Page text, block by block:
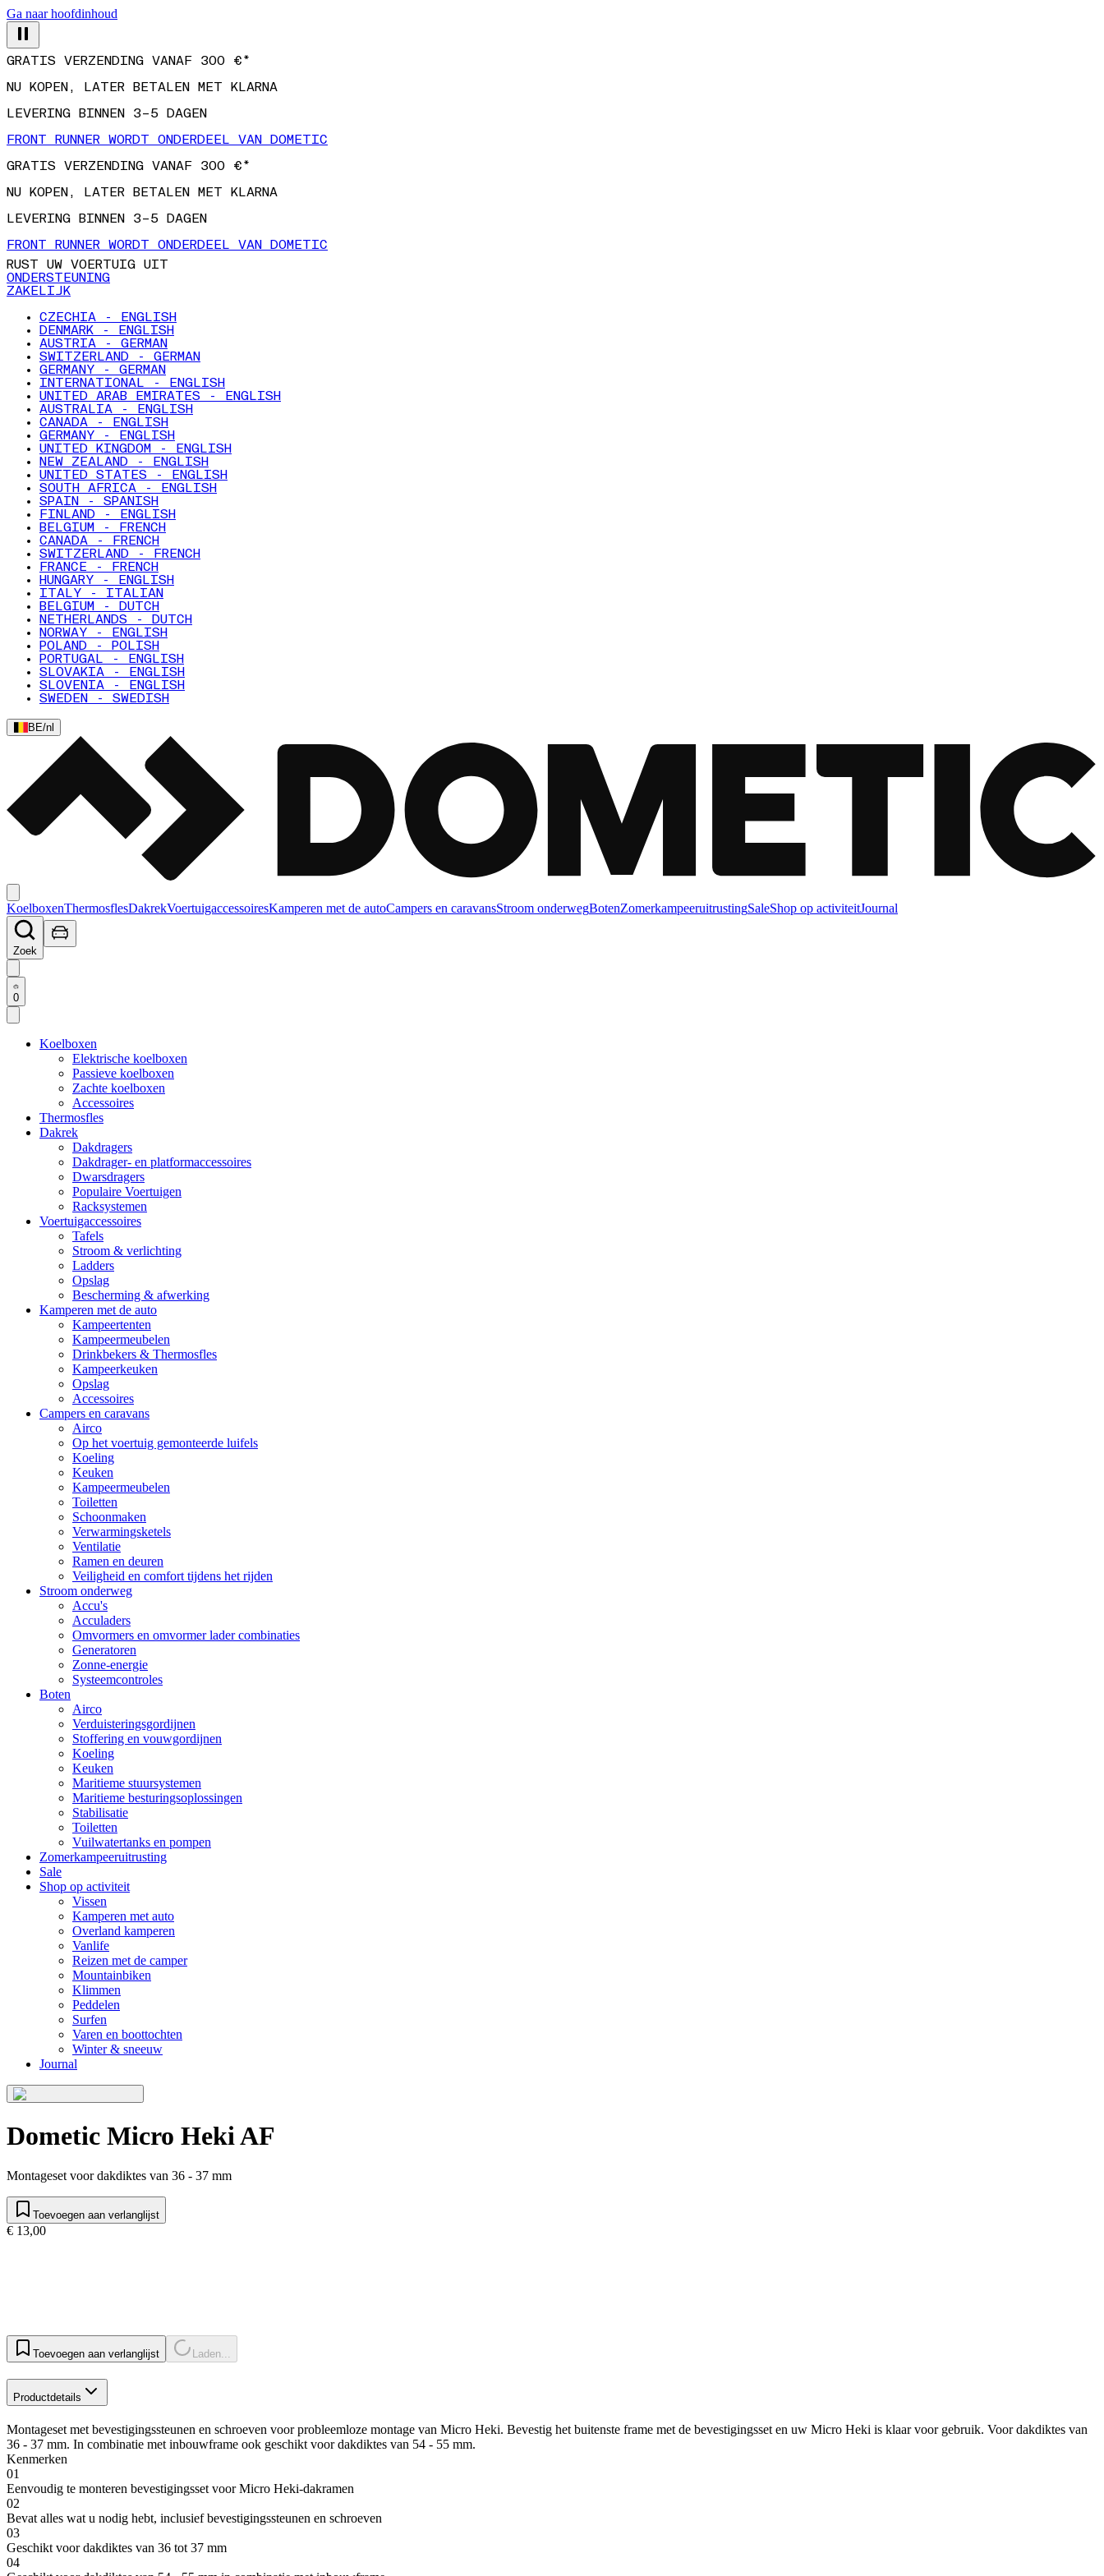
Ga naar hoofdinhoud
GRATIS VERZENDING VANAF 300 €*
NU KOPEN, LATER BETALEN MET KLARNA
LEVERING BINNEN 3–5 DAGEN
FRONT RUNNER WORDT ONDERDEEL VAN DOMETIC
GRATIS VERZENDING VANAF 300 €*
NU KOPEN, LATER BETALEN MET KLARNA
LEVERING BINNEN 3–5 DAGEN
FRONT RUNNER WORDT ONDERDEEL VAN DOMETIC
RUST UW VOERTUIG UIT
ONDERSTEUNING
ZAKELIJK
CZECHIA - ENGLISH
DENMARK - ENGLISH
AUSTRIA - GERMAN
SWITZERLAND - GERMAN
GERMANY - GERMAN
INTERNATIONAL - ENGLISH
UNITED ARAB EMIRATES - ENGLISH
AUSTRALIA - ENGLISH
CANADA - ENGLISH
GERMANY - ENGLISH
UNITED KINGDOM - ENGLISH
NEW ZEALAND - ENGLISH
UNITED STATES - ENGLISH
SOUTH AFRICA - ENGLISH
SPAIN - SPANISH
FINLAND - ENGLISH
BELGIUM - FRENCH
CANADA - FRENCH
SWITZERLAND - FRENCH
FRANCE - FRENCH
HUNGARY - ENGLISH
ITALY - ITALIAN
BELGIUM - DUTCH
NETHERLANDS - DUTCH
NORWAY - ENGLISH
POLAND - POLISH
PORTUGAL - ENGLISH
SLOVAKIA - ENGLISH
SLOVENIA - ENGLISH
SWEDEN - SWEDISH
BE/nl
KoelboxenThermosflesDakrekVoertuigaccessoiresKamperen met de autoCampers en caravansStroom onderwegBotenZomerkampeeruitrustingSaleShop op activiteitJournal
Zoek
0
Koelboxen
Elektrische koelboxen
Passieve koelboxen
Zachte koelboxen
Accessoires
Thermosfles
Dakrek
Dakdragers
Dakdrager- en platformaccessoires
Dwarsdragers
Populaire Voertuigen
Racksystemen
Voertuigaccessoires
Tafels
Stroom & verlichting
Ladders
Opslag
Bescherming & afwerking
Kamperen met de auto
Kampeertenten
Kampeermeubelen
Drinkbekers & Thermosfles
Kampeerkeuken
Opslag
Accessoires
Campers en caravans
Airco
Op het voertuig gemonteerde luifels
Koeling
Keuken
Kampeermeubelen
Toiletten
Schoonmaken
Verwarmingsketels
Ventilatie
Ramen en deuren
Veiligheid en comfort tijdens het rijden
Stroom onderweg
Accu's
Acculaders
Omvormers en omvormer lader combinaties
Generatoren
Zonne-energie
Systeemcontroles
Boten
Airco
Verduisteringsgordijnen
Stoffering en vouwgordijnen
Koeling
Keuken
Maritieme stuursystemen
Maritieme besturingsoplossingen
Stabilisatie
Toiletten
Vuilwatertanks en pompen
Zomerkampeeruitrusting
Sale
Shop op activiteit
Vissen
Kamperen met auto
Overland kamperen
Vanlife
Reizen met de camper
Mountainbiken
Klimmen
Peddelen
Surfen
Varen en boottochten
Winter & sneeuw
Journal
Dometic Micro Heki AF
Montageset voor dakdiktes van 36 - 37 mm
Toevoegen aan verlanglijst
€ 13,00
Toevoegen aan verlanglijst Laden...
Productdetails
Montageset met bevestigingssteunen en schroeven voor probleemloze montage van Micro Heki. Bevestig het buitenste frame met de bevestigingsset en uw Micro Heki is klaar voor gebruik. Voor dakdiktes van
36 - 37 mm. In combinatie met inbouwframe ook geschikt voor dakdiktes van 54 - 55 mm.
Kenmerken
01
Eenvoudig te monteren bevestigingsset voor Micro Heki-dakramen
02
Bevat alles wat u nodig hebt, inclusief bevestigingssteunen en schroeven
03
Geschikt voor dakdiktes van 36 tot 37 mm
04